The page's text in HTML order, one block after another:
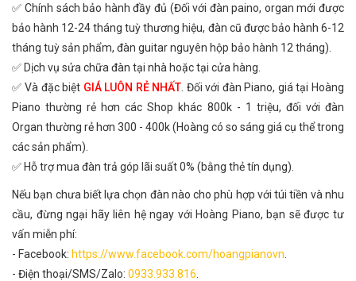
✅ Chính sách bảo hành đầy đủ (Đối với đàn paino, organ mới được
bảo hành 12-24 tháng tuỳ thương hiệu, đàn cũ được bảo hành 6-12
tháng tuỳ sản phẩm, đàn guitar nguyên hộp bảo hành 12 tháng).
✅ Dịch vụ sửa chữa đàn tại nhà hoặc tại cửa hàng.
✅ Và đặc biệt GIÁ LUÔN RẺ NHẤT . Đối với đàn Piano, giá tại Hoàng
Piano thường rẻ hơn các Shop khác 800k - 1 triệu, đối với đàn
Organ thường rẻ hơn 300 - 400k (Hoàng có so sáng giá cụ thể trong
các sản phẩm).
✅ Hỗ trợ mua đàn trả góp lãi suất 0% (bằng thẻ tín dụng).
Nếu bạn chưa biết lựa chọn đàn nào cho phù hợp với túi tiền và nhu
cầu, đừng ngại hãy liên hệ ngay với Hoàng Piano, bạn sẽ được tư
vấn miễn phí:
- Facebook: https://www.facebook.com/hoangpianovn
- Điện thoại/SMS/Zalo: 0933.933.816